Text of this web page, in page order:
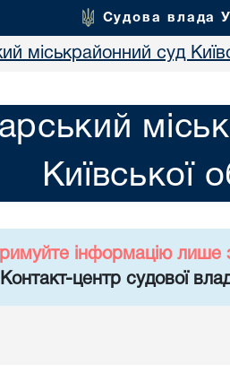
Судова влада
міськрайонний суд
Київської
інформацію лише
центр судової